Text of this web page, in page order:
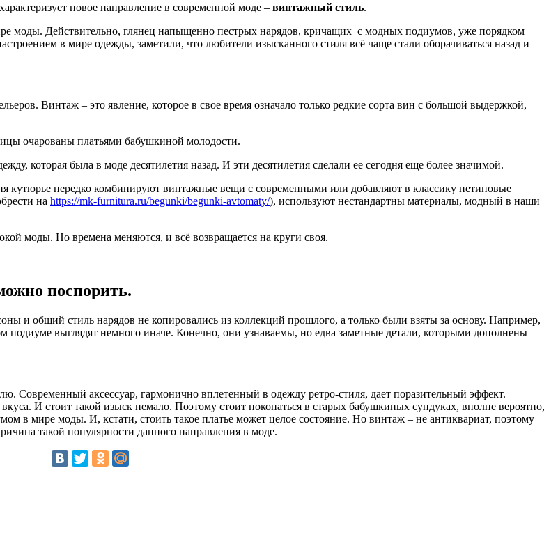
новое направление в современной моде – винтажный стиль.
моды. Действительно, глянец напыщенно пестрых нарядов, кричащих с модных подиумов, уже порядком
в мире одежды, заметили, что любители изысканного стиля всё чаще стали оборачиваться назад и
Винтаж – это явление, которое в свое время означало только редкие сорта вин с большой выдержкой,
очарованы платьями бабушкиной молодости.
которая была в моде десятилетия назад. И эти десятилетия сделали ее сегодня еще более значимой.
кутюрье нередко комбинируют винтажные вещи с современными или добавляют в классику нетиповые
на https://mk-furnitura.ru/begunki/begunki-avtomaty/), используют нестандартны материалы, модный в наши
моды. Но времена меняются, и всё возвращается на круги своя.
поспорить.
и общий стиль нарядов не копировались из коллекций прошлого, а только были взяты за основу. Например,
выглядят немного иначе. Конечно, они узнаваемы, но едва заметные детали, которыми дополнены
Современный аксессуар, гармонично вплетенный в одежду ретро-стиля, дает поразительный эффект.
И стоит такой изыск немало. Поэтому стоит покопаться в старых бабушкиных сундуках, вполне вероятно,
в мире моды. И, кстати, стоить такое платье может целое состояние. Но винтаж – не антиквариат, поэтому
такой популярности данного направления в моде.